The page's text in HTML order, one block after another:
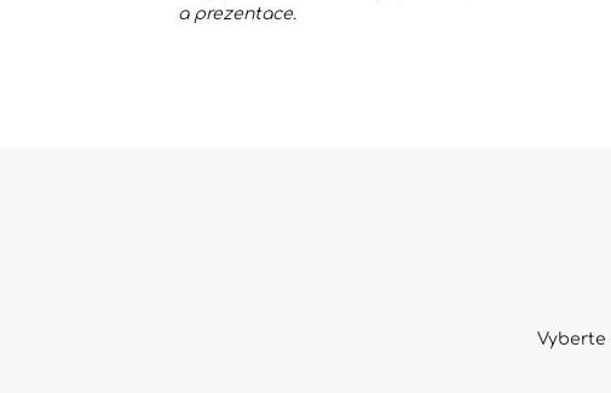
a prezentace.
Vyberte